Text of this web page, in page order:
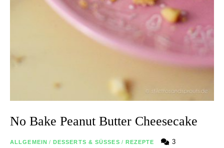
No Bake Peanut Butter Cheesecake
ALLGEMEIN / DESSERTS & SÜSSES / REZEPTE 3